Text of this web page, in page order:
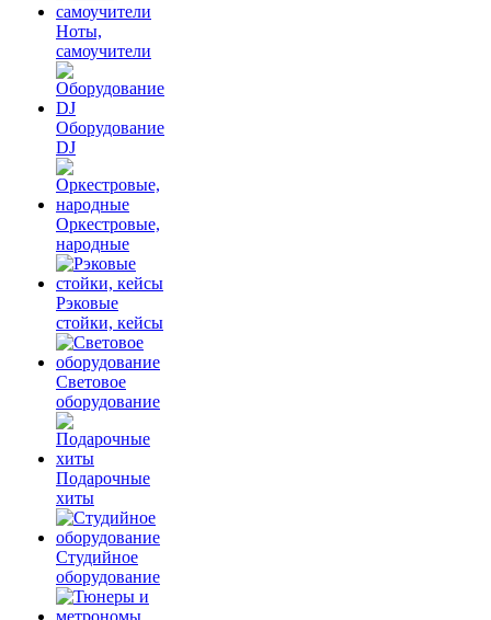
Ноты,
самоучители
Оборудование
DJ
Оркестровые,
народные
Рэковые
стойки, кейсы
Световое
оборудование
Подарочные
хиты
Студийное
оборудование